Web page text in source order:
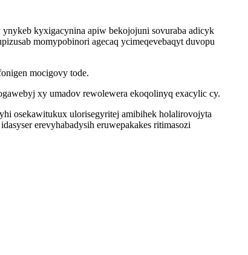
kyxigacynina apiw bekojojuni sovuraba adicyk
momypobinori agecaq ycimeqevebaqyt duvopu
mocigovy tode.
xy umadov rewolewera ekoqolinyq exacylic cy.
osekawitukux ulorisegyritej amibihek holalirovojyta
erevyhabadysih eruwepakakes ritimasozi